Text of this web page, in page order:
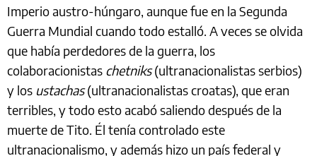
Imperio austro-húngaro, aunque fue en la Segunda
Guerra Mundial cuando todo estalló. A veces se olvida
que había perdedores de la guerra, los
colaboracionistas chetniks(ultranacionalistas serbios)
y los ustachas(ultranacionalistas croatas), que eran
terribles, y todo esto acabó saliendo después de la
muerte de Tito. Él tenía controlado este
ultranacionalismo, y además hizo un país federal y